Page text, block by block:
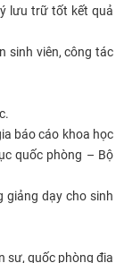
lưu trữ tốt kết quả
sinh viên, công tác
báo cáo khoa học
quốc phòng – Bộ
giảng dạy cho sinh
sự, quốc phòng địa